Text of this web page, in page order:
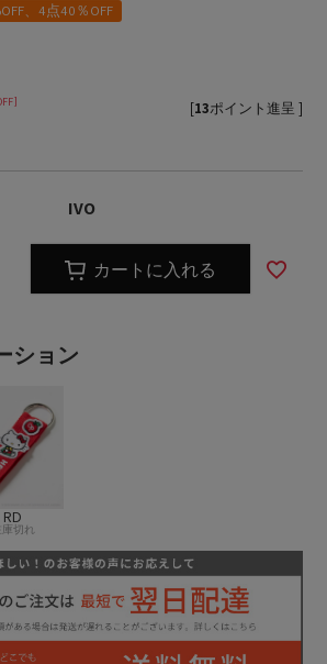
、4点40％OFF
[13ポイント進呈 ]
IVO
カートに入れる
ション
RD
庫切れ